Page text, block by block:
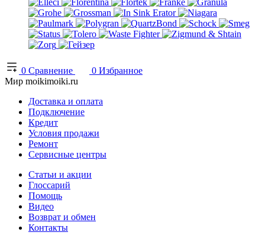
0 Сравнение 0 Избранное
Мир moikimoiki.ru
Доставка и оплата
Подключение
Кредит
Условия продажи
Ремонт
Сервисные центры
Статьи и акции
Глоссарий
Помощь
Видео
Возврат и обмен
Контакты